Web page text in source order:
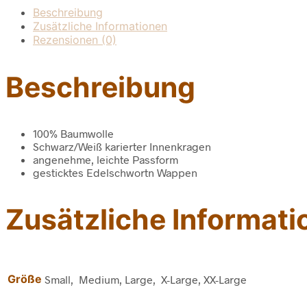
Beschreibung
Zusätzliche Informationen
Rezensionen (0)
Beschreibung
100% Baumwolle
Schwarz/Weiß karierter Innenkragen
angenehme, leichte Passform
gesticktes Edelschwortn Wappen
Zusätzliche
Größe Small, Medium, Large, X-Large, XX-Large